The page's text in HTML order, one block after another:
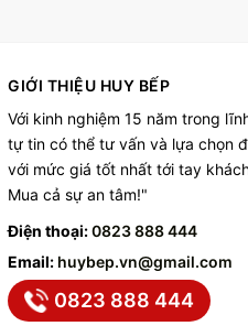
GIỚI THIỆU HUY BẾP
Với kinh nghiệm 15 năm trong
tự tin có thể tư vấn và lựa chọn
với mức giá tốt nhất tới tay
Mua cả sự an tâm!"
Điện thoại:0823 888 444
Email: huybep.vn@gmail.com
0823 888 444